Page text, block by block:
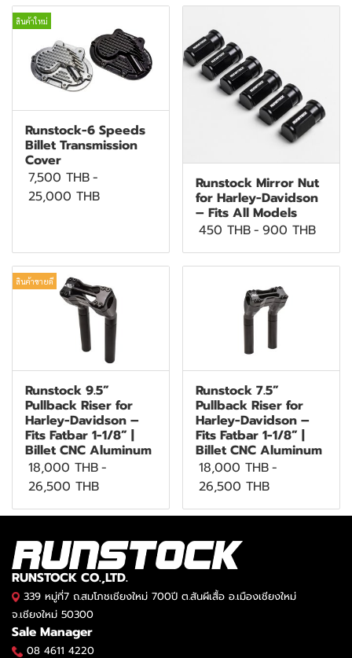
สินค้าใหม่
Runstock-6 Speeds
Billet Transmission
Cover
7,500 THB-
25,000 THB
Runstock Mirror Nut
for Harley-Davidson
– Fits All Models
450 THB- 900 THB
สินค้าขายดี
Runstock 9.5”
Pullback Riser for
Harley-Davidson –
Fits Fatbar 1-1/8” |
Billet CNC Aluminum
18,000 THB-
26,500 THB
Runstock 7.5”
Pullback Riser for
Harley-Davidson –
Fits Fatbar 1-1/8” |
Billet CNC Aluminum
18,000 THB-
26,500 THB
RUNSTOCK CO.,LTD.
339 หมู่ที่7 ถ.สมโภชเชียงใหม่ 700ปี ต.สันผีเสื้อ อ.เมืองเชียงใหม่
จ.เชียงใหม่ 50300
Sale Manager
08 4611 4220